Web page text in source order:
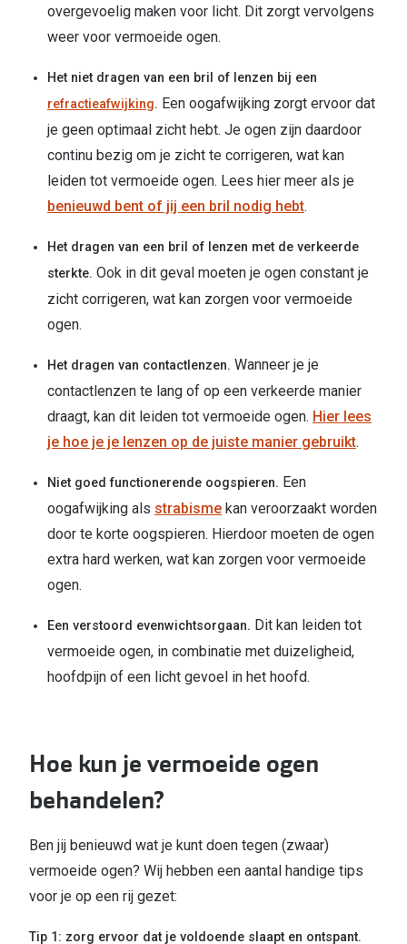
overgevoelig maken voor licht. Dit zorgt vervolgens
weer voor vermoeide ogen.
Het niet dragen van een bril of lenzen bij een
refractieafwijking. Een oogafwijking zorgt ervoor dat
je geen optimaal zicht hebt. Je ogen zijn daardoor
continu bezig om je zicht te corrigeren, wat kan
leiden tot vermoeide ogen. Lees hier meer als je
benieuwd bent of jij een bril nodig hebt.
Het dragen van een bril of lenzen met de verkeerde
sterkte. Ook in dit geval moeten je ogen constant je
zicht corrigeren, wat kan zorgen voor vermoeide
ogen.
Het dragen van contactlenzen. Wanneer je je
contactlenzen te lang of op een verkeerde manier
draagt, kan dit leiden tot vermoeide ogen. Hier lees
je hoe je je lenzen op de juiste manier gebruikt.
Niet goed functionerende oogspieren. Een
oogafwijking als strabisme kan veroorzaakt worden
door te korte oogspieren. Hierdoor moeten de ogen
extra hard werken, wat kan zorgen voor vermoeide
ogen.
Een verstoord evenwichtsorgaan. Dit kan leiden tot
vermoeide ogen, in combinatie met duizeligheid,
hoofdpijn of een licht gevoel in het hoofd.
Hoe kun je vermoeide ogen
behandelen?
Ben jij benieuwd wat je kunt doen tegen (zwaar)
vermoeide ogen? Wij hebben een aantal handige tips
voor je op een rij gezet:
Tip 1: zorg ervoor dat je voldoende slaapt en ontspant.